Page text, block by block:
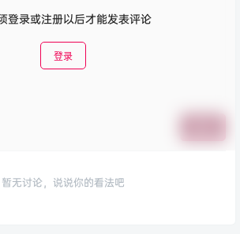
登录或注册以后才能发表评论
登录
暂无讨论，说说你的看法吧